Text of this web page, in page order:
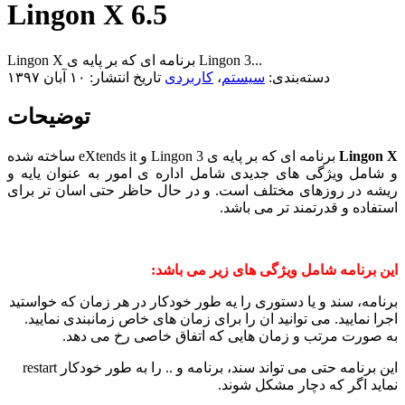
Lingon X 6.5
Lingon X برنامه ای که بر پایه ی Lingon 3...
دسته‌بندی: سیستم، کاربردی تاریخ انتشار: ۱۰ آبان ۱۳۹۷
توضیحات
Lingon X
برنامه ای که بر پایه ی Lingon 3 و eXtends it ساخته شده
و شامل ویژگی های جدیدی شامل اداره ی امور به عنوان یایه و
ریشه در روزهای مختلف است. و در حال حاظر حتی اسان تر برای
استفاده و قدرتمند تر می باشد.
این برنامه شامل ویژگی های زیر می باشد:
برنامه، سند و یا دستوری را یه طور خودکار در هر زمان که خواستید
اجرا نمایید. می توانید ان را برای زمان های خاص زمانبندی نمایید.
به صورت مرتب و زمان هایی که اتفاق خاصی رخ می دهد.
این برنامه حتی می تواند سند، برنامه و .. را به طور خودکار restart
نماید اگر که دچار مشکل شوند.